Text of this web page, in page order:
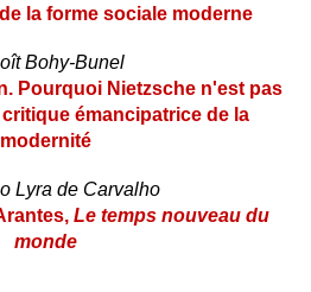
la forme sociale moderne
Bohy-Bunel
Pourquoi Nietzsche n'est pas
émancipatrice de la
modernité
Lyra de Carvalho
Le temps nouveau du
monde